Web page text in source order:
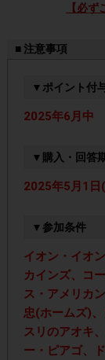
【必
■ 注意事項
▼ポイント付
2025年6月中
▼購入・回答
2025年5月1
▼参加条件
イオン・イオ
カインズ、コ
ス・アメリカ
忠(ホームズ)
スリのアオキ
ー・ピアゴ、